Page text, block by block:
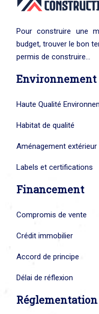
Pour construire une
budget, trouver le bon
permis de construire…
Environnement
Haute Qualité
Habitat de qualité
Aménagement extérieur
Labels et certifications
Financement
Compromis de vente
Crédit immobilier
Accord de principe
Délai de réflexion
Réglementation